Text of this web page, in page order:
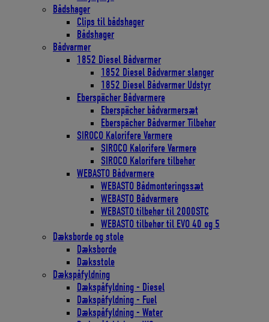
Bådshager
Clips til bådshager
Bådshager
Bådvarmer
1852 Diesel Bådvarmer
1852 Diesel Bådvarmer slanger
1852 Diesel Bådvarmer Udstyr
Eberspächer Bådvarmere
Eberspächer bådvarmersæt
Eberspächer Bådvarmer Tilbehør
SIROCO Kalorifere Varmere
SIROCO Kalorifere Varmere
SIROCO Kalorifere tilbehør
WEBASTO Bådvarmere
WEBASTO Bådmonteringssæt
WEBASTO Bådvarmere
WEBASTO tilbehør til 2000STC
WEBASTO tilbehør til EVO 40 og 5
Dæksborde og stole
Dæksborde
Dæksstole
Dækspåfyldning
Dækspåfyldning - Diesel
Dækspåfyldning - Fuel
Dækspåfyldning - Water